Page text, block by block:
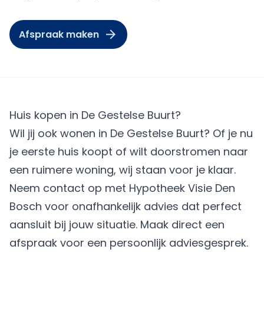
Afspraak maken
Huis kopen in De Gestelse Buurt?
Wil jij ook wonen in De Gestelse Buurt? Of je nu
je eerste huis koopt of wilt doorstromen naar
een ruimere woning, wij staan voor je klaar.
Neem contact op met Hypotheek Visie Den
Bosch voor onafhankelijk advies dat perfect
aansluit bij jouw situatie. Maak direct een
afspraak voor een persoonlijk adviesgesprek.